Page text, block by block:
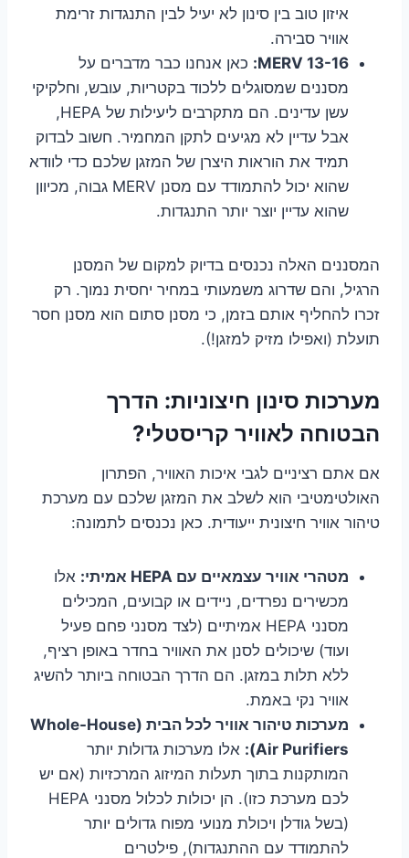
איזון טוב בין סינון לא יעיל לבין התנגדות זרימת
אוויר סבירה.
MERV 13-16: כאן אנחנו כבר מדברים על
מסננים שמסוגלים ללכוד בקטריות, עובש, וחלקיקי
עשן עדינים. הם מתקרבים ליעילות של HEPA,
אבל עדיין לא מגיעים לתקן המחמיר. חשוב לבדוק
תמיד את הוראות היצרן של המזגן שלכם כדי לוודא
שהוא יכול להתמודד עם מסנן MERV גבוה, מכיוון
שהוא עדיין יוצר יותר התנגדות.
המסננים האלה נכנסים בדיוק למקום של המסנן
הרגיל, והם שדרוג משמעותי במחיר יחסית נמוך. רק
זכרו להחליף אותם בזמן, כי מסנן סתום הוא מסנן חסר
תועלת (ואפילו מזיק למזגן!).
מערכות סינון חיצוניות: הדרך
הבטוחה לאוויר קריסטלי?
אם אתם רציניים לגבי איכות האוויר, הפתרון
האולטימטיבי הוא לשלב את המזגן שלכם עם מערכת
טיהור אוויר חיצונית ייעודית. כאן נכנסים לתמונה:
מטהרי אוויר עצמאיים עם HEPA אמיתי:
אלו
מכשירים נפרדים, ניידים או קבועים, המכילים
מסנני HEPA אמיתיים (לצד מסנני פחם פעיל
ועוד) שיכולים לסנן את האוויר בחדר באופן רציף,
ללא תלות במזגן. הם הדרך הבטוחה ביותר להשיג
אוויר נקי באמת.
מערכות טיהור אוויר לכל הבית (Whole-House
Air Purifiers):
אלו מערכות גדולות יותר
המותקנות בתוך תעלות המיזוג המרכזיות (אם יש
לכם מערכת כזו). הן יכולות לכלול מסנני HEPA
(בשל גודלן ויכולת מנועי מפוח גדולים יותר
להתמודד עם ההתנגדות), פילטרים